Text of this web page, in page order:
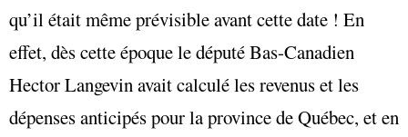
qu’il était même prévisible avant cette date ! En
effet, dès cette époque le député Bas-Canadien
Hector Langevin avait calculé les revenus et les
dépenses anticipés pour la province de Québec, et en